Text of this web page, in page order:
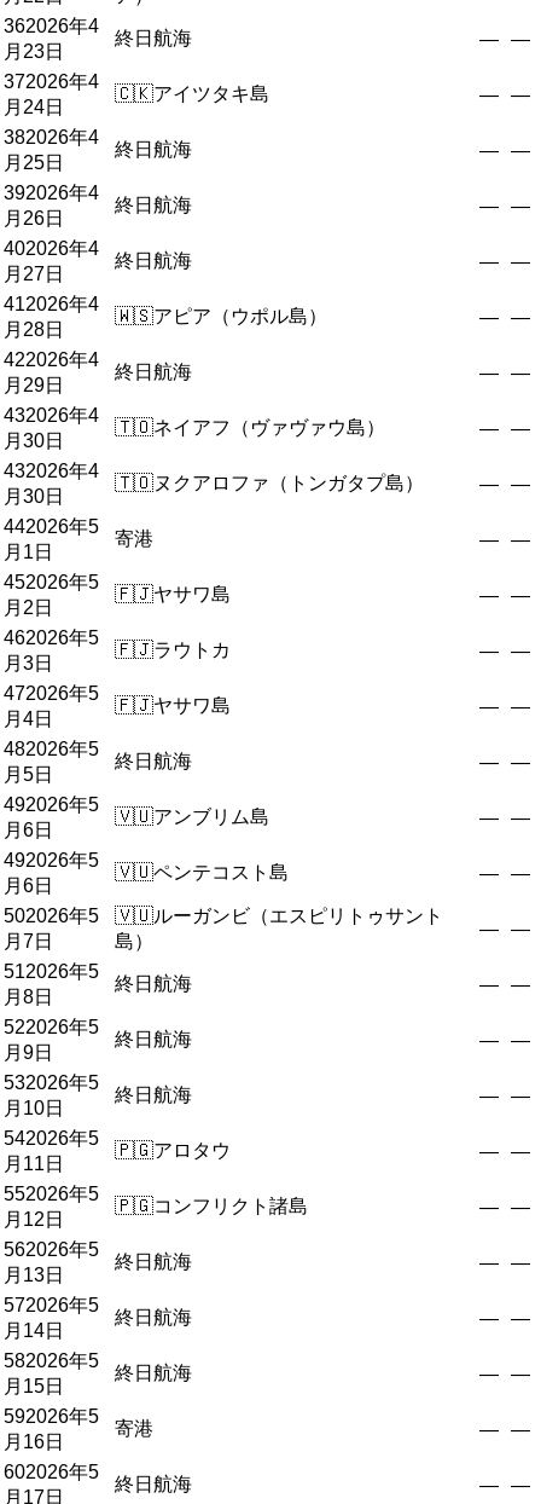
362026年4
月23日
終日航海 — —
372026年4
月24日
🇨🇰アイツタキ島 — —
382026年4
月25日
終日航海 — —
392026年4
月26日
終日航海 — —
402026年4
月27日
終日航海 — —
412026年4
月28日
🇼🇸アピア（ウポル島） — —
422026年4
月29日
終日航海 — —
432026年4
月30日
🇹🇴ネイアフ（ヴァヴァウ島） — —
432026年4
月30日
🇹🇴ヌクアロファ（トンガタプ島） — —
442026年5
月1日
寄港 — —
452026年5
月2日
🇫🇯ヤサワ島 — —
462026年5
月3日
🇫🇯ラウトカ — —
472026年5
月4日
🇫🇯ヤサワ島 — —
482026年5
月5日
終日航海 — —
492026年5
月6日
🇻🇺アンブリム島 — —
492026年5
月6日
🇻🇺ペンテコスト島 — —
502026年5
月7日
🇻🇺ルーガンビ（エスピリトゥサント
島）
— —
512026年5
月8日
終日航海 — —
522026年5
月9日
終日航海 — —
532026年5
月10日
終日航海 — —
542026年5
月11日
🇵🇬アロタウ — —
552026年5
月12日
🇵🇬コンフリクト諸島 — —
562026年5
月13日
終日航海 — —
572026年5
月14日
終日航海 — —
582026年5
月15日
終日航海 — —
592026年5
月16日
寄港 — —
602026年5
月17日
終日航海 — —